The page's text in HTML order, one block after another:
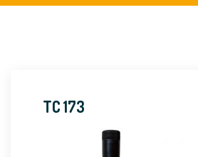
TC 173